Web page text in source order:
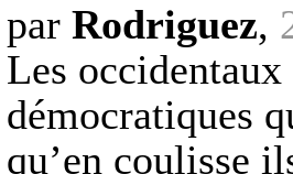
par Rodriguez,
Les
démocratiques
qu’en coulisse